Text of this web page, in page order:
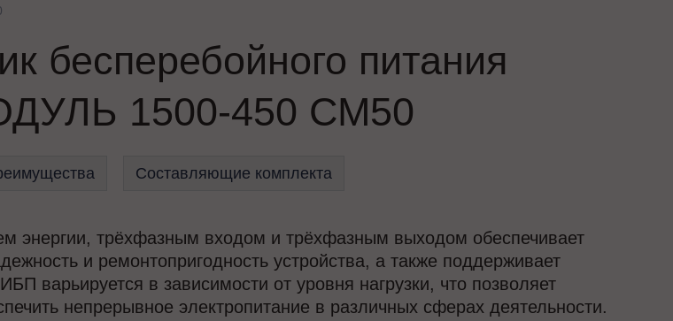
бесперебойного питания
1500-450 СМ50
Составляющие комплекта
энергии, трёхфазным входом и трёхфазным выходом обеспечивает
и ремонтопригодность устройства, а также поддерживает
варьируется в зависимости от уровня нагрузки, что позволяет
непрерывное электропитание в различных сферах деятельности.